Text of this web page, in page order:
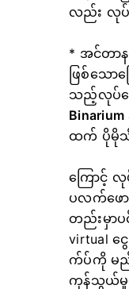
လည်း လုပ်
* အင်တာ
ဖြစ်သေ
သည့်လုပ်ဆ
ထက် ပိုမိုသိ
ကြောင့်
ပလက်ဖေ
တည်းမှာပ
virtual
က်ပ်ကို မည်
ကုန်သွယ်မှု